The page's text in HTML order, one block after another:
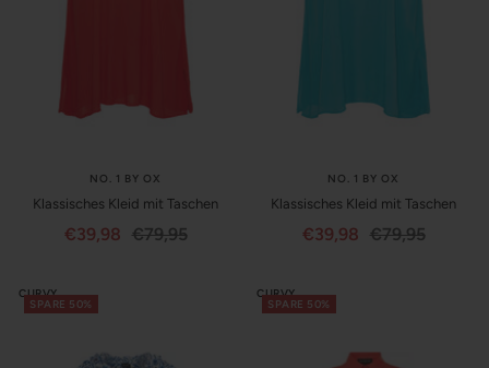
NO. 1 BY OX
Klassisches Kleid mit Taschen
Angebotspreis
€39,98 Regulärer
€79,95
NO. 1 BY OX
Klassisches Kleid mit Taschen
Angebotspreis
€39,98 Regulärer
€79,95
SPARE 50%
CURVY
SPARE 50%
CURVY